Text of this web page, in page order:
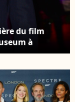
du film
à